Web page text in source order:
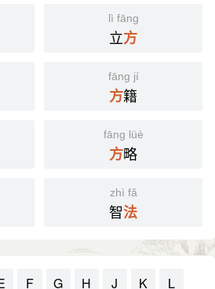
lì fāng
立方
fāng jí
方籍
fāng lüè
方略
zhì fǎ
智法
F G H J K L